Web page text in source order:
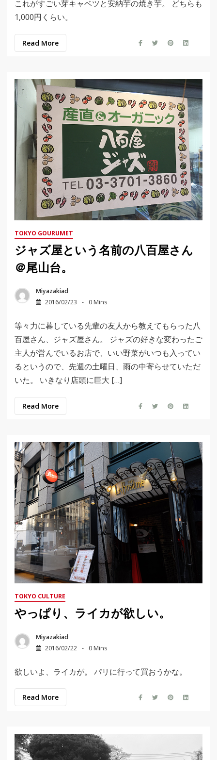
これがすごい芽キャベツと安納芋の焼き芋。 どちらも
1,000円くらい。
Read More
TOKYO GOURUMET
ジャズ屋という名前の八百屋さん
＠尾山台。
Miyazakiad
2016/02/23
0 Mins
等々力に暮している先輩の友人から教えてもらった八
百屋さん、ジャズ屋さん。 ジャズの好きな変わったご
主人が営んでいるお店で、いい野菜がいつも入ってい
るというので、先週の土曜日、雨の中寄らせていただ
いた。 いきなり店頭に巨大 […]
Read More
TOKYO CULTURE
やっぱり、ライカが欲しい。
Miyazakiad
2016/02/22
0 Mins
欲しいよ、ライカが。 パリに行って買おうかな。
Read More